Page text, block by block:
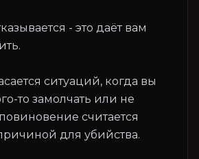
- это даёт вам
ситуаций, когда вы
то замолчать или не
считается
для убийства.